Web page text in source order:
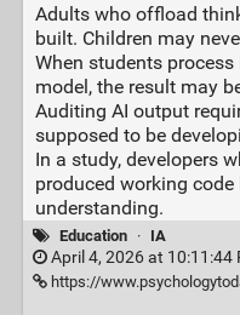
Adults who offload
built. Children may
When students
model, the result may
Auditing AI output
supposed to be
In a study, developers
produced working
understanding.
Education · IA
April 4, 2026 at 10:11:44
https://www.psychologytoday.com/us/blog/the-